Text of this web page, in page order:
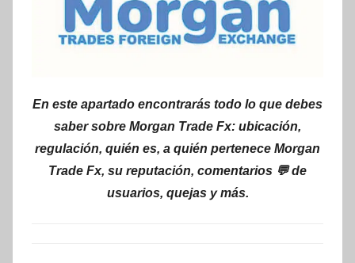
En este apartado encontrarás todo lo que debes
saber sobre Morgan Trade Fx: ubicación,
regulación, quién es, a quién pertenece Morgan
Trade Fx, su reputación, comentarios 💬 de
usuarios, quejas y más.